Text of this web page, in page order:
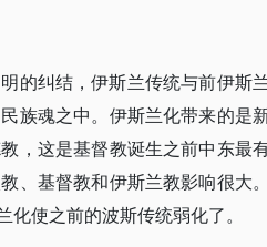
的纠结，伊斯兰传统与前伊斯
族魂之中。伊斯兰化带来的是
，这是基督教诞生之前中东最
、基督教和伊斯兰教影响很大。
使之前的波斯传统弱化了。